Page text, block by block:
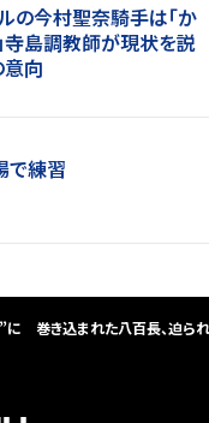
の今村聖奈騎手は「か
寺島調教師が現状を説
向
で練習
巻き込まれた八百長、迫ら